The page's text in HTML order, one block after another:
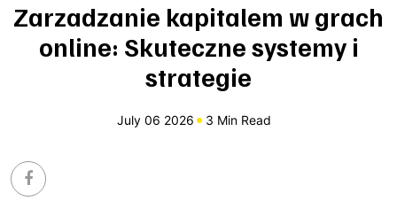
Zarzadzanie kapitalem w grach
online: Skuteczne systemy i
strategie
July 06 2026 3 Min Read